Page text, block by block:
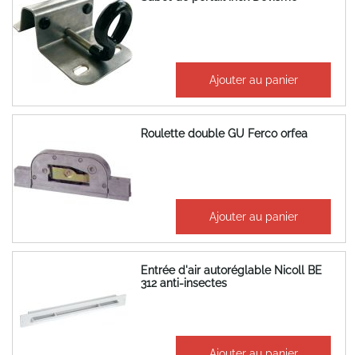
38,91 € Ajouter au panier
Roulette double GU Ferco orfea
Ajouter au panier
Entrée d'air autoréglable Nicoll BE
312 anti-insectes